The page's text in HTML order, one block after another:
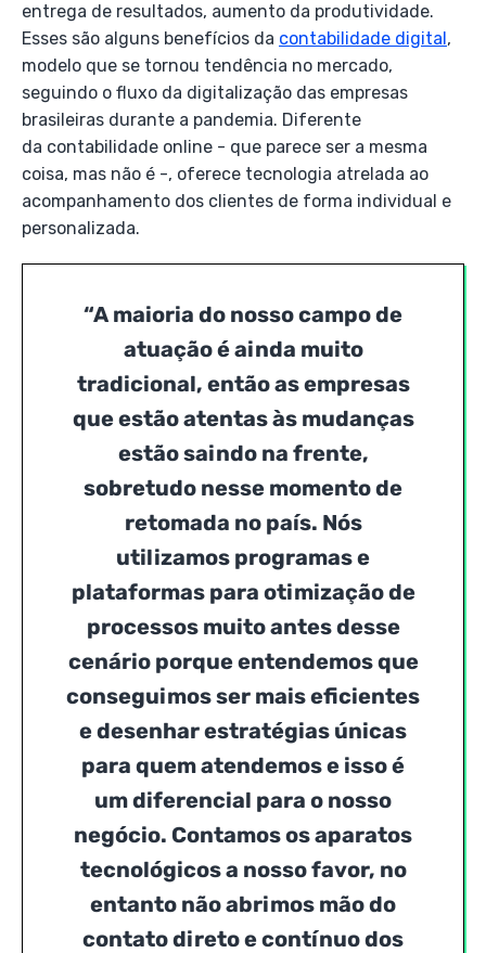
entrega de resultados, aumento da produtividade.
Esses são alguns benefícios da contabilidade digital,
modelo que se tornou tendência no mercado,
seguindo o fluxo da digitalização das empresas
brasileiras durante a pandemia. Diferente
da contabilidade online - que parece ser a mesma
coisa, mas não é -, oferece tecnologia atrelada ao
acompanhamento dos clientes de forma individual e
personalizada.
“A maioria do nosso campo de
atuação é ainda muito
tradicional, então as empresas
que estão atentas às mudanças
estão saindo na frente,
sobretudo nesse momento de
retomada no país. Nós
utilizamos programas e
plataformas para otimização de
processos muito antes desse
cenário porque entendemos que
conseguimos ser mais eficientes
e desenhar estratégias únicas
para quem atendemos e isso é
um diferencial para o nosso
negócio. Contamos os aparatos
tecnológicos a nosso favor, no
entanto não abrimos mão do
contato direto e contínuo dos